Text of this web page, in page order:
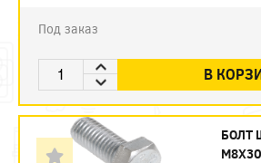
Под заказ
В
БОЛТ